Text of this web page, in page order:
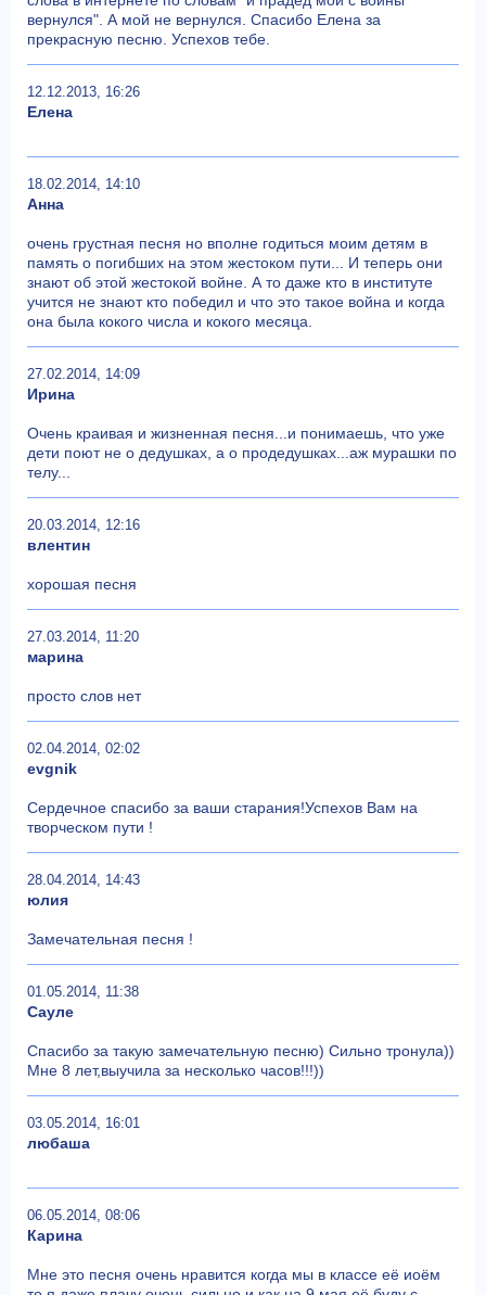
вернулся". А мой не вернулся. Спасибо Елена за
прекрасную песню. Успехов тебе.
12.12.2013, 16:26
Елена
18.02.2014, 14:10
Анна
очень грустная песня но вполне годиться моим детям в
память о погибших на этом жестоком пути... И теперь они
знают об этой жестокой войне. А то даже кто в институте
учится не знают кто победил и что это такое война и когда
она была кокого числа и кокого месяца.
27.02.2014, 14:09
Ирина
Очень краивая и жизненная песня...и понимаешь, что уже
дети поют не о дедушках, а о продедушках...аж мурашки по
телу...
20.03.2014, 12:16
влентин
хорошая песня
27.03.2014, 11:20
марина
просто слов нет
02.04.2014, 02:02
evgnik
Сердечное спасибо за ваши старания!Успехов Вам на
творческом пути !
28.04.2014, 14:43
юлия
Замечательная песня !
01.05.2014, 11:38
Сауле
Спасибо за такую замечательную песню) Сильно тронула))
Мне 8 лет,выучила за несколько часов!!!))
03.05.2014, 16:01
любаша
06.05.2014, 08:06
Карина
Мне это песня очень нравится когда мы в классе её иоём